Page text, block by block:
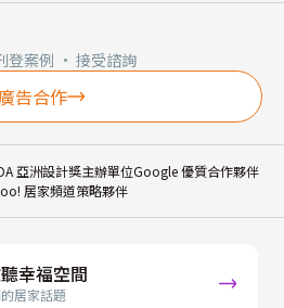
登案例 · 接受諮詢
告合作
亞洲設計獎主辦單位Google 優質合作夥伴
居家頻道策略夥伴
幸福空間
居家話題